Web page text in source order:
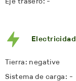
Electricidad
Tierra: negative
Sistema de carga: -